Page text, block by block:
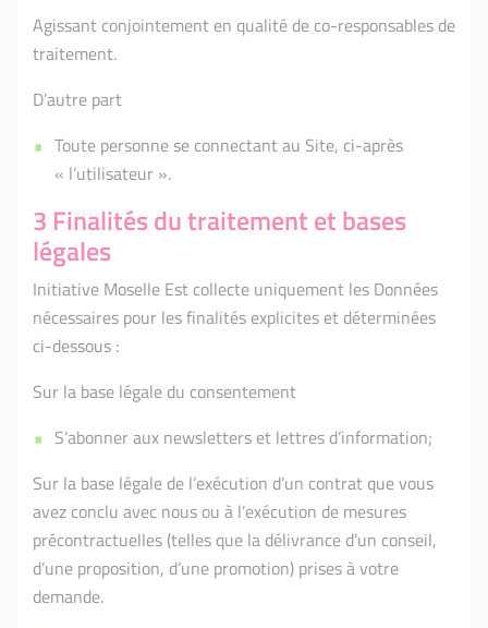
Agissant conjointement en qualité de co-responsables de
traitement.
D’autre part
Toute personne se connectant au Site, ci-après
« l’utilisateur ».
3 Finalités du traitement et bases
légales
Initiative Moselle Est collecte uniquement les Données
nécessaires pour les finalités explicites et déterminées
ci-dessous :
Sur la base légale du consentement
S’abonner aux newsletters et lettres d’information;
Sur la base légale de l’exécution d’un contrat que vous
avez conclu avec nous ou à l’exécution de mesures
précontractuelles (telles que la délivrance d’un conseil,
d’une proposition, d’une promotion) prises à votre
demande.